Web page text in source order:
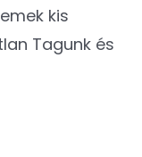
kis
Tagunk és